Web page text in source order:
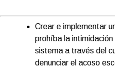
Crear e implementar
prohíba la
sistema a través del
denunciar el acoso